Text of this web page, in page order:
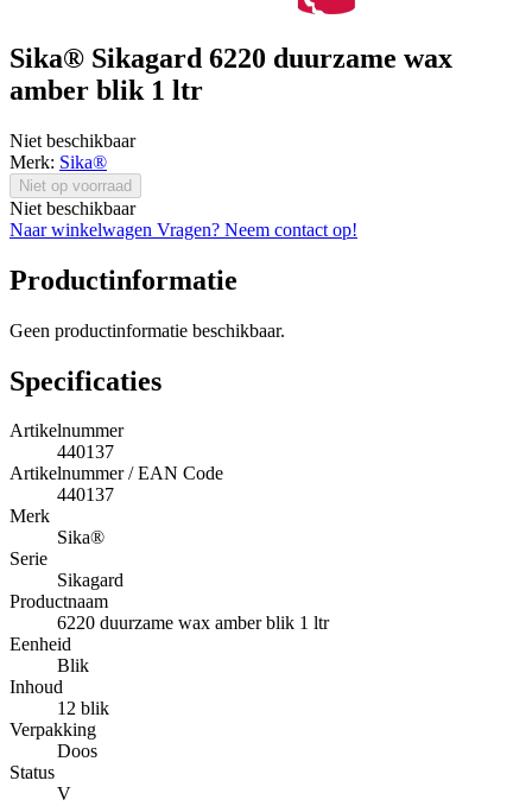
Sika® Sikagard 6220 duurzame wax
amber blik 1 ltr
Niet beschikbaar
Merk: Sika®
Niet op voorraad
Niet beschikbaar
Naar winkelwagen Vragen? Neem contact op!
Productinformatie
Geen productinformatie beschikbaar.
Specificaties
Artikelnummer
440137
Artikelnummer / EAN Code
440137
Merk
Sika®
Serie
Sikagard
Productnaam
6220 duurzame wax amber blik 1 ltr
Eenheid
Blik
Inhoud
12 blik
Verpakking
Doos
Status
V